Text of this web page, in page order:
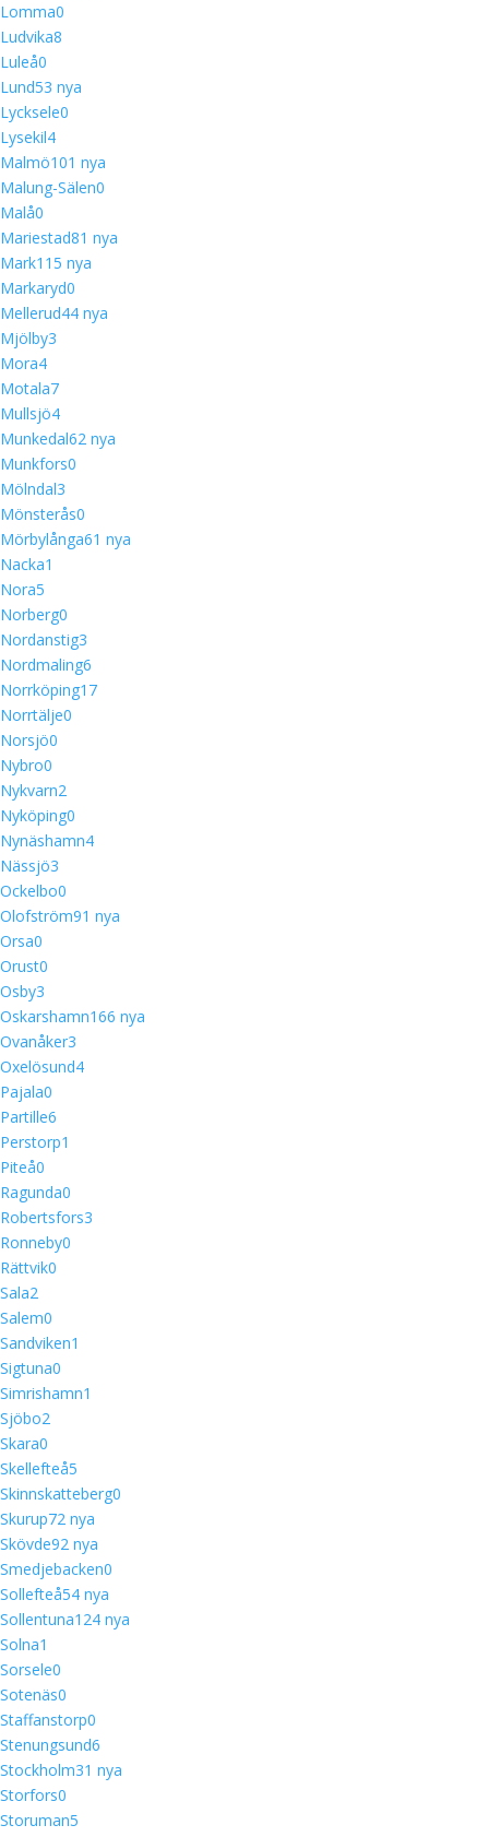
Lomma0
Ludvika8
Luleå0
Lund53 nya
Lycksele0
Lysekil4
Malmö101 nya
Malung-Sälen0
Malå0
Mariestad81 nya
Mark115 nya
Markaryd0
Mellerud44 nya
Mjölby3
Mora4
Motala7
Mullsjö4
Munkedal62 nya
Munkfors0
Mölndal3
Mönsterås0
Mörbylånga61 nya
Nacka1
Nora5
Norberg0
Nordanstig3
Nordmaling6
Norrköping17
Norrtälje0
Norsjö0
Nybro0
Nykvarn2
Nyköping0
Nynäshamn4
Nässjö3
Ockelbo0
Olofström91 nya
Orsa0
Orust0
Osby3
Oskarshamn166 nya
Ovanåker3
Oxelösund4
Pajala0
Partille6
Perstorp1
Piteå0
Ragunda0
Robertsfors3
Ronneby0
Rättvik0
Sala2
Salem0
Sandviken1
Sigtuna0
Simrishamn1
Sjöbo2
Skara0
Skellefteå5
Skinnskatteberg0
Skurup72 nya
Skövde92 nya
Smedjebacken0
Sollefteå54 nya
Sollentuna124 nya
Solna1
Sorsele0
Sotenäs0
Staffanstorp0
Stenungsund6
Stockholm31 nya
Storfors0
Storuman5